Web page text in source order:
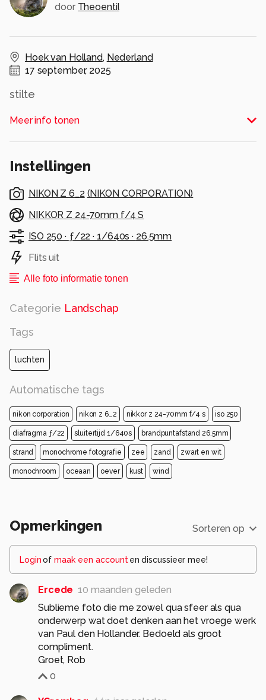
door Theoentil
Hoek van Holland, Nederland
17 september, 2025
stilte
Alle rechten voorbehouden
Meer info tonen
Instellingen
NIKON Z 6_2 (NIKON CORPORATION)
NIKKOR Z 24-70mm f/4 S
ISO 250 · ƒ/22 · 1/640s · 26.5mm
Flits uit
Alle foto informatie tonen
Categorie Landschap
Tags
luchten
Automatische tags
nikon corporation nikon z 6_2 nikkor z 24-70mm f/4 s iso 250
diafragma ƒ/22 sluitertijd 1/640s brandpuntafstand 26.5mm
strand monochrome fotografie zee zand zwart en wit
monochroom oceaan oever kust wind
Opmerkingen Sorteren op
Loginof maak een account en discussieer mee!
Ercede 10 maanden geleden
Sublieme foto die me zowel qua sfeer als qua
onderwerp wat doet denken aan het vroege werk
van Paul den Hollander. Bedoeld als groot
compliment.
Groet, Rob
0